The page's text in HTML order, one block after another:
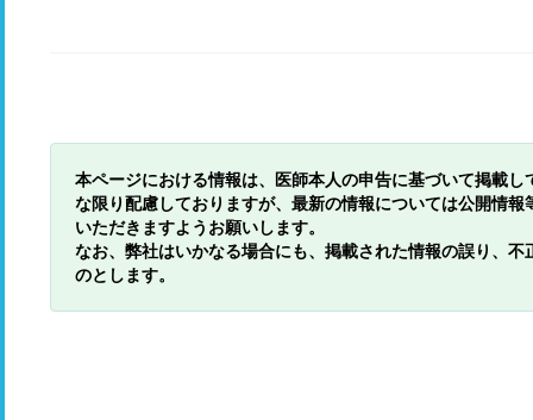
本ページにおける情報は、医師本人の申告に基づいて掲載
な限り配慮しておりますが、最新の情報については公開情
いただきますようお願いします。
なお、弊社はいかなる場合にも、掲載された情報の誤り、
のとします。